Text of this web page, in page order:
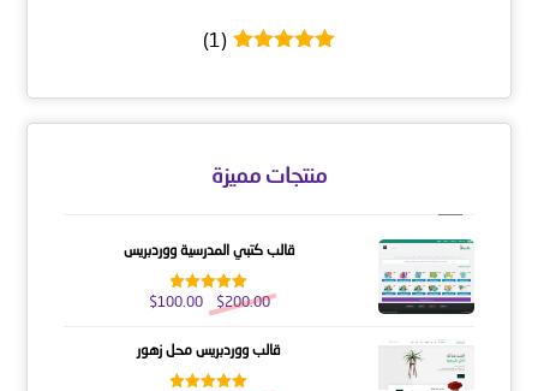
(1)
منتجات مميزة
قالب كتبي المدرسية ووردبريس
تم التقييم
5.00من 5
$200.00
$100.00
قالب ووردبريس محل زهور